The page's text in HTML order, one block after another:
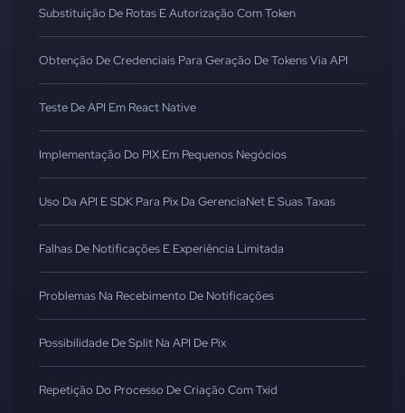
Substituição De Rotas E Autorização Com Token
Obtenção De Credenciais Para Geração De Tokens Via API
Teste De API Em React Native
Implementação Do PIX Em Pequenos Negócios
Uso Da API E SDK Para Pix Da GerenciaNet E Suas Taxas
Falhas De Notificações E Experiência Limitada
Problemas Na Recebimento De Notificações
Possibilidade De Split Na API De Pix
Repetição Do Processo De Criação Com Txid